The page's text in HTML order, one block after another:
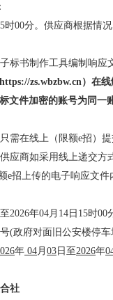
时00分。供应商根据情
标书制作工具编制响应
zs.wbzbw.cn）在
文件加密的账号为同一
需在线上（限额e招）
应商如采用线上递交
e招上传的电子响应文
2026年04月14 日 15时00
(政府对面旧公安楼停车
6年 04月 03 日至2026年
社